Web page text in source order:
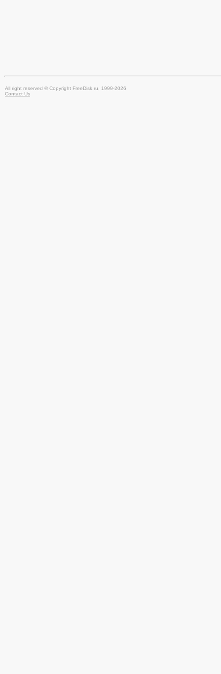
All right reserved © Copyright FreeDisk.ru, 1999-2026
Contact Us